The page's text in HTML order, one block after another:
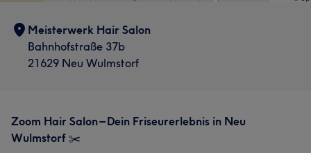
Meisterwerk Hair Salon
Bahnhofstraße 37b
21629 Neu Wulmstorf
Zoom Hair Salon – Dein Friseurerlebnis in Neu
Wulmstorf ✂️